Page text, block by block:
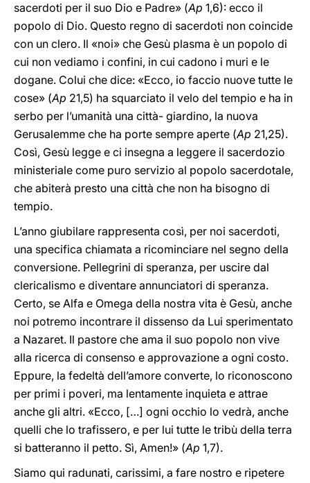
sacerdoti per il suo Dio e Padre» (Ap 1,6): ecco il
popolo di Dio. Questo regno di sacerdoti non coincide
con un clero. Il «noi» che Gesù plasma è un popolo di
cui non vediamo i confini, in cui cadono i muri e le
dogane. Colui che dice: «Ecco, io faccio nuove tutte le
cose» (Ap 21,5) ha squarciato il velo del tempio e ha in
serbo per l’umanità una città- giardino, la nuova
Gerusalemme che ha porte sempre aperte (Ap 21,25).
Così, Gesù legge e ci insegna a leggere il sacerdozio
ministeriale come puro servizio al popolo sacerdotale,
che abiterà presto una città che non ha bisogno di
tempio.
L’anno giubilare rappresenta così, per noi sacerdoti,
una specifica chiamata a ricominciare nel segno della
conversione. Pellegrini di speranza, per uscire dal
clericalismo e diventare annunciatori di speranza.
Certo, se Alfa e Omega della nostra vita è Gesù, anche
noi potremo incontrare il dissenso da Lui sperimentato
a Nazaret. Il pastore che ama il suo popolo non vive
alla ricerca di consenso e approvazione a ogni costo.
Eppure, la fedeltà dell’amore converte, lo riconoscono
per primi i poveri, ma lentamente inquieta e attrae
anche gli altri. «Ecco, […] ogni occhio lo vedrà, anche
quelli che lo trafissero, e per lui tutte le tribù della terra
si batteranno il petto. Sì, Amen!» (Ap 1,7).
Siamo qui radunati, carissimi, a fare nostro e ripetere